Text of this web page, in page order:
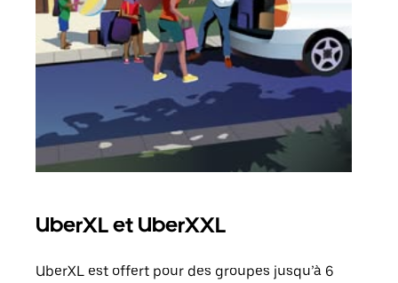
UberXL et UberXXL
UberXL est offert pour des groupes jusqu’à 6